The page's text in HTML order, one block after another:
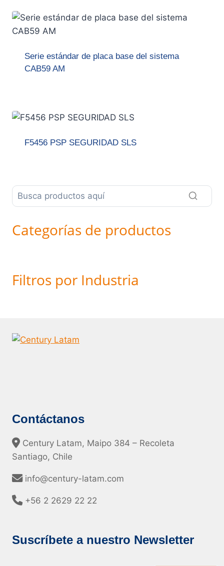
Serie estándar de placa base del sistema
CAB59 AM
F5456 PSP SEGURIDAD SLS
Categorías de productos
Filtros por Industria
Contáctanos
Century Latam, Maipo 384 – Recoleta
Santiago, Chile
info@century-latam.com
+56 2 2629 22 22
Suscríbete a nuestro Newsletter